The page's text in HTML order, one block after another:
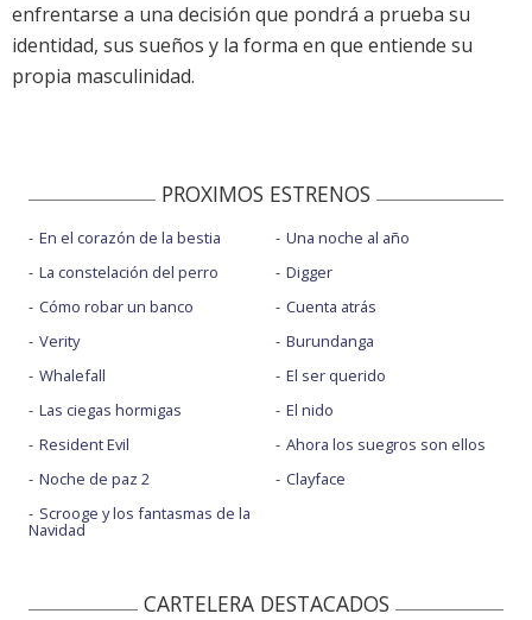
enfrentarse a una decisión que pondrá a prueba su
identidad, sus sueños y la forma en que entiende su
propia masculinidad.
PROXIMOS ESTRENOS
En el corazón de la bestia
La constelación del perro
Cómo robar un banco
Verity
Whalefall
Las ciegas hormigas
Resident Evil
Noche de paz 2
Scrooge y los fantasmas de la
Navidad
Una noche al año
Digger
Cuenta atrás
Burundanga
El ser querido
El nido
Ahora los suegros son ellos
Clayface
CARTELERA DESTACADOS